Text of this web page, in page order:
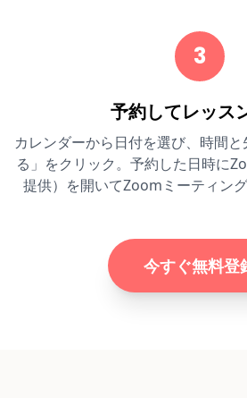
3
予約してレッス
カレンダーから日付を選び、時間
る」をクリック。予約した日時に
提供）を開いてZoomミーティング
今すぐ無料登